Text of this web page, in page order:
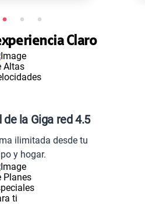
Claro
la Giga red 4.5
ilimitada desde tu
y hogar.